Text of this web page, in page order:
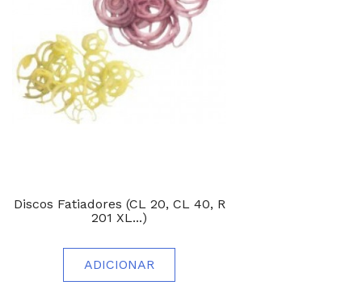
Discos Fatiadores (CL 20, CL 40, R
201 XL...)
ADICIONAR